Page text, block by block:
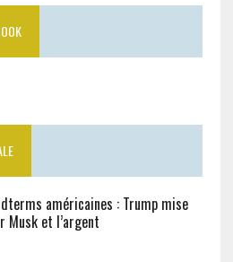
américaines : Trump mise
Musk et l’argent